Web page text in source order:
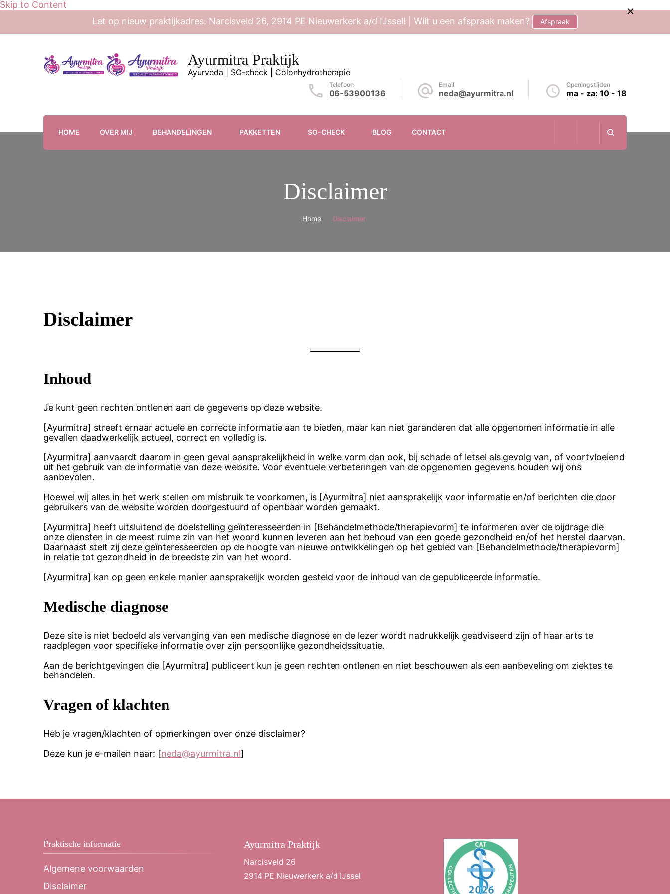
Skip to Content
Let op nieuw praktijkadres: Narcisveld 26, 2914 PE Nieuwerkerk a/d IJssel! | Wilt u een afspraak maken?
Afspraak
Ayurmitra Praktijk
Ayurveda | SO-check | Colonhydrotherapie
Telefoon
06-53900136
Email
neda@ayurmitra.nl
Openingstijden
ma - za: 10 - 18
HOME OVER MIJ BEHANDELINGEN PAKKETTEN SO-CHECK BLOG CONTACT
Disclaimer
Home Disclaimer
Disclaimer
Inhoud
Je kunt geen rechten ontlenen aan de gegevens op deze website.
[Ayurmitra] streeft ernaar actuele en correcte informatie aan te bieden, maar kan niet garanderen dat alle opgenomen informatie in alle
gevallen daadwerkelijk actueel, correct en volledig is.
[Ayurmitra] aanvaardt daarom in geen geval aansprakelijkheid in welke vorm dan ook, bij schade of letsel als gevolg van, of voortvloeiend
uit het gebruik van de informatie van deze website. Voor eventuele verbeteringen van de opgenomen gegevens houden wij ons
aanbevolen.
Hoewel wij alles in het werk stellen om misbruik te voorkomen, is [Ayurmitra] niet aansprakelijk voor informatie en/of berichten die door
gebruikers van de website worden doorgestuurd of openbaar worden gemaakt.
[Ayurmitra] heeft uitsluitend de doelstelling geïnteresseerden in [Behandelmethode/therapievorm] te informeren over de bijdrage die
onze diensten in de meest ruime zin van het woord kunnen leveren aan het behoud van een goede gezondheid en/of het herstel daarvan.
Daarnaast stelt zij deze geïnteresseerden op de hoogte van nieuwe ontwikkelingen op het gebied van [Behandelmethode/therapievorm]
in relatie tot gezondheid in de breedste zin van het woord.
[Ayurmitra] kan op geen enkele manier aansprakelijk worden gesteld voor de inhoud van de gepubliceerde informatie.
Medische diagnose
Deze site is niet bedoeld als vervanging van een medische diagnose en de lezer wordt nadrukkelijk geadviseerd zijn of haar arts te
raadplegen voor specifieke informatie over zijn persoonlijke gezondheidssituatie.
Aan de berichtgevingen die [Ayurmitra] publiceert kun je geen rechten ontlenen en niet beschouwen als een aanbeveling om ziektes te
behandelen.
Vragen of klachten
Heb je vragen/klachten of opmerkingen over onze disclaimer?
Deze kun je e-mailen naar: [neda@ayurmitra.nl]
Praktische informatie
Algemene voorwaarden
Disclaimer
Ayurmitra Praktijk
Narcisveld 26
2914 PE Nieuwerkerk a/d IJssel